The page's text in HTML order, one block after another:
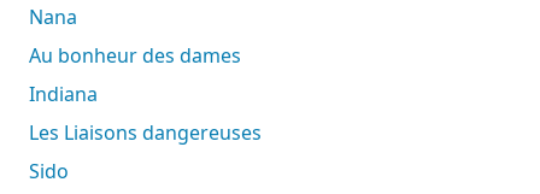
Nana
Au bonheur des dames
Indiana
Les Liaisons dangereuses
Sido